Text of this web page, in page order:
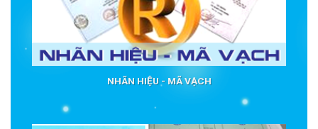
NHÃN HIỆU - MÃ VẠCH